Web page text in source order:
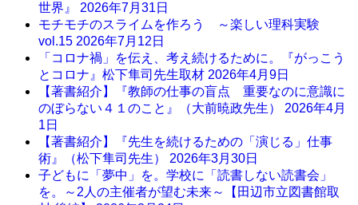
世界』 2026年7月31日
モチモチのスライムを作ろう ～楽しい理科実験
vol.15 2026年7月12日
「コロナ禍」を伝え、考え続けるために。『がっこう
とコロナ』松下隼司先生取材 2026年4月9日
【著書紹介】『教師の仕事の盲点 重要なのに意識に
のぼらない４１のこと』（大前暁政先生） 2026年4月
1日
【著書紹介】『先生を続けるための「演じる」仕事
術』（松下隼司先生） 2026年3月30日
子どもに「夢中」を。学校に「読書しない読書会」
を。～2人の主催者が望む未来～【田辺市立図書館取